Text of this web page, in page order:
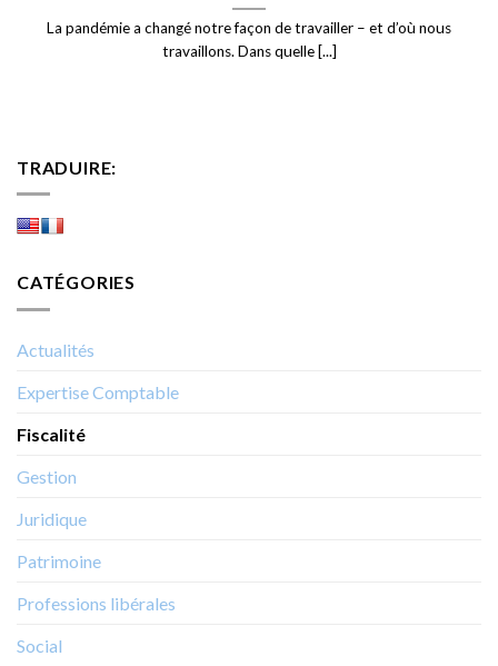
La pandémie a changé notre façon de travailler – et d’où nous
travaillons. Dans quelle [...]
TRADUIRE:
CATÉGORIES
Actualités
Expertise Comptable
Fiscalité
Gestion
Juridique
Patrimoine
Professions libérales
Social